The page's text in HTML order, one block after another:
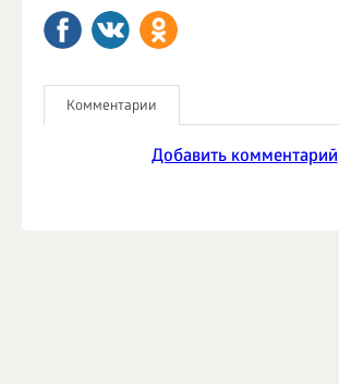
Комментарии
Добавить комментарий